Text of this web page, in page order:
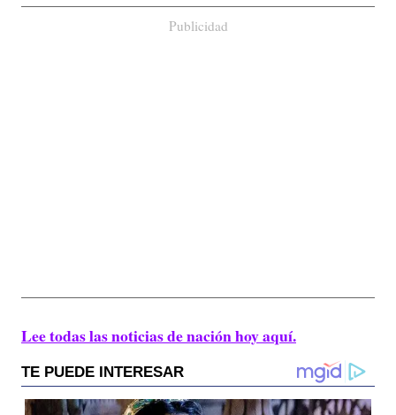
Publicidad
Lee todas las noticias de nación hoy aquí.